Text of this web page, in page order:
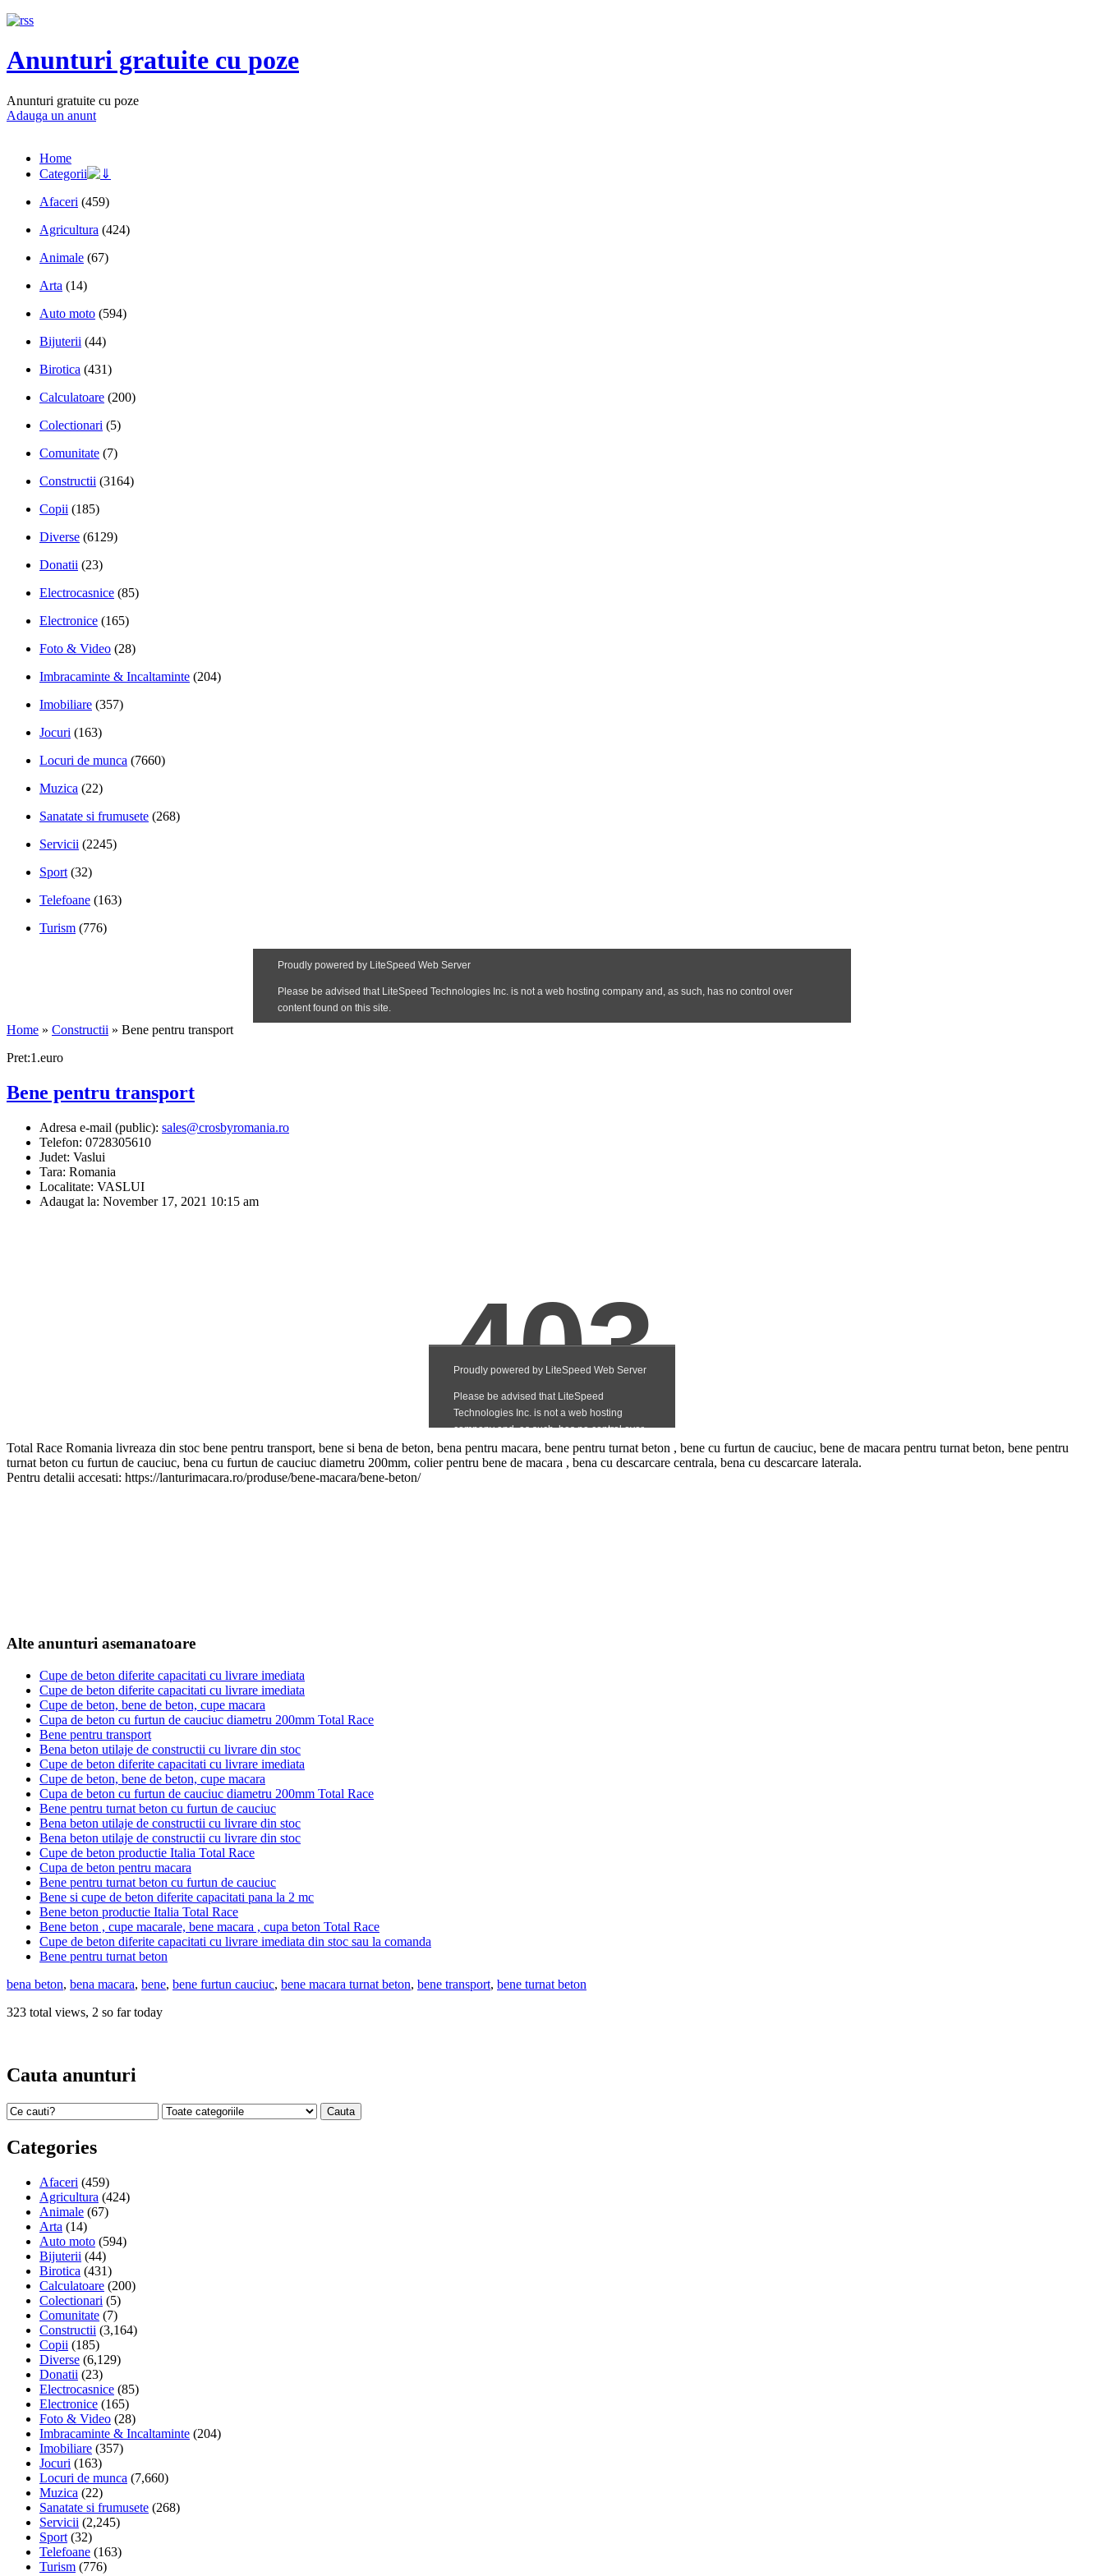
Anunturi gratuite cu poze
Anunturi gratuite cu poze
Adauga un anunt
Home
Categorii
Afaceri (459)
Agricultura (424)
Animale (67)
Arta (14)
Auto moto (594)
Bijuterii (44)
Birotica (431)
Calculatoare (200)
Colectionari (5)
Comunitate (7)
Constructii (3164)
Copii (185)
Diverse (6129)
Donatii (23)
Electrocasnice (85)
Electronice (165)
Foto & Video (28)
Imbracaminte & Incaltaminte (204)
Imobiliare (357)
Jocuri (163)
Locuri de munca (7660)
Muzica (22)
Sanatate si frumusete (268)
Servicii (2245)
Sport (32)
Telefoane (163)
Turism (776)
Home » Constructii » Bene pentru transport
Pret:1.euro
Bene pentru transport
Adresa e-mail (public): sales@crosbyromania.ro
Telefon: 0728305610
Judet: Vaslui
Tara: Romania
Localitate: VASLUI
Adaugat la: November 17, 2021 10:15 am
Total Race Romania livreaza din stoc bene pentru transport, bene si bena de beton, bena pentru macara, bene pentru turnat beton , bene cu furtun de cauciuc, bene de macara pentru turnat beton, bene pentru
turnat beton cu furtun de cauciuc, bena cu furtun de cauciuc diametru 200mm, colier pentru bene de macara , bena cu descarcare centrala, bena cu descarcare laterala.
Pentru detalii accesati: https://lanturimacara.ro/produse/bene-macara/bene-beton/
Alte anunturi asemanatoare
Cupe de beton diferite capacitati cu livrare imediata
Cupe de beton diferite capacitati cu livrare imediata
Cupe de beton, bene de beton, cupe macara
Cupa de beton cu furtun de cauciuc diametru 200mm Total Race
Bene pentru transport
Bena beton utilaje de constructii cu livrare din stoc
Cupe de beton diferite capacitati cu livrare imediata
Cupe de beton, bene de beton, cupe macara
Cupa de beton cu furtun de cauciuc diametru 200mm Total Race
Bene pentru turnat beton cu furtun de cauciuc
Bena beton utilaje de constructii cu livrare din stoc
Bena beton utilaje de constructii cu livrare din stoc
Cupe de beton productie Italia Total Race
Cupa de beton pentru macara
Bene pentru turnat beton cu furtun de cauciuc
Bene si cupe de beton diferite capacitati pana la 2 mc
Bene beton productie Italia Total Race
Bene beton , cupe macarale, bene macara , cupa beton Total Race
Cupe de beton diferite capacitati cu livrare imediata din stoc sau la comanda
Bene pentru turnat beton
bena beton, bena macara, bene, bene furtun cauciuc, bene macara turnat beton, bene transport, bene turnat beton
323 total views, 2 so far today
Cauta anunturi
Categories
Afaceri (459)
Agricultura (424)
Animale (67)
Arta (14)
Auto moto (594)
Bijuterii (44)
Birotica (431)
Calculatoare (200)
Colectionari (5)
Comunitate (7)
Constructii (3,164)
Copii (185)
Diverse (6,129)
Donatii (23)
Electrocasnice (85)
Electronice (165)
Foto & Video (28)
Imbracaminte & Incaltaminte (204)
Imobiliare (357)
Jocuri (163)
Locuri de munca (7,660)
Muzica (22)
Sanatate si frumusete (268)
Servicii (2,245)
Sport (32)
Telefoane (163)
Turism (776)